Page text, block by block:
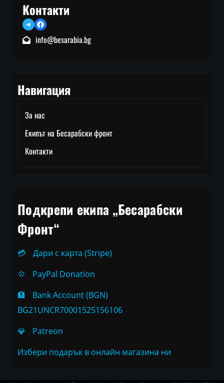
Контакти
TelegramFacebook
info@besarabia.bg
Навигация
За нас
Екипът на Бесарабски фронт
Контакти
Подкрепи екипа „Бесарабски
Фронт“
💳
Дари с карта (Stripe)
💠
PayPal Donation
🏦
Bank Account (BGN)
BG21UNCR70001525156106
💎
Patreon
Избери подарък в онлайн магазина ни